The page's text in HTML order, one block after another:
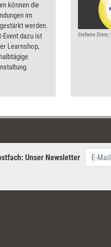
können die
im
werden.
Event dazu ist
Learnshop,
Stefanie
Unser Newsletter